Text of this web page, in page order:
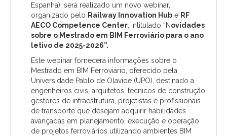
Espanha), será realizado um novo webinar,
organizado pelo Railway Innovation Hub e RF
AECO Competence Center , intitulado “Novidades
sobre o Mestrado em BIM Ferroviário para o ano
letivo de 2025-2026”.
Este webinar fornecerá informações sobre o
Mestrado em BIM Ferroviário, oferecido pela
Universidade Pablo de Olavide (UPO), destinado a
engenheiros civis, arquitetos, técnicos de construção,
gestores de infraestrutura, projetistas e profissionais
de transporte que desejam adquirir habilidades
avançadas em planejamento, execução e operação
de projetos ferroviários utilizando ambientes BIM